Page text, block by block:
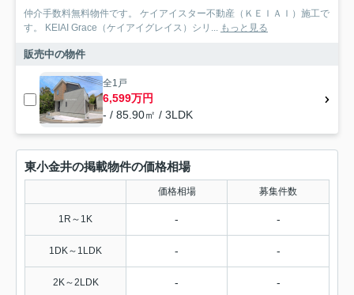
仲介手数料無料物件です。 ケイアイスター不動産（ＫＥＩＡＩ）施工で
す。 ‎KEIAI Grace（ケイアイグレイス）シリ... もっと見る
販売中の物件
全1戸
6,599万円
- / 85.90㎡ / 3LDK
東小金井の掲載物件の価格相場
価格相場 募集件数
1R～1K - -
1DK～1LDK - -
2K～2LDK - -